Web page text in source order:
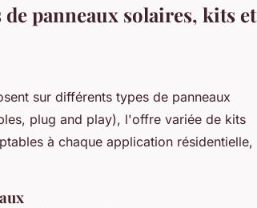
panneaux solaires, kits et
sur différents types de panneaux
plug and play), l'offre variée de kits
à chaque application résidentielle,